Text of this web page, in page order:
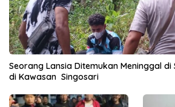
Seorang Lansia Ditemukan Meninggal di
di Kawasan Singosari